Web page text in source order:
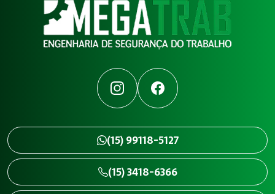
InstagramFacebook
(15) 99118-5127
(15) 3418-6366